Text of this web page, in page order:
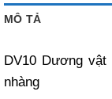
MÔ TẢ
DV10 Dương
nhàng